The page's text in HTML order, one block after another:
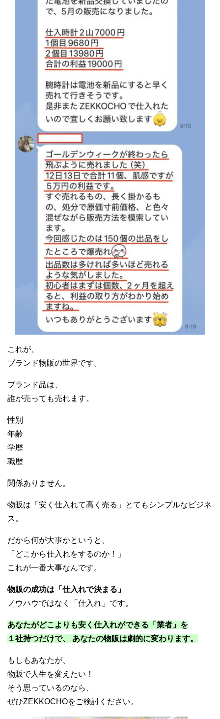
これが、
ブランド物販の世界です。
ブランド品は、
誰が売っても売れます。
性別
年齢
学歴
職歴
関係ありません。
物販は「安く仕入れて高く売る」とてもシンプルなビジネ
ス。
だから何が大事かというと、
「どこから仕入れをするのか！」
これが一番大事なんです。
物販の成功は「仕入れで決まる」
ノウハウではなく「仕入れ」です。
あなたがどこよりも安く仕入れができる「業者」を
１社持つだけで、 あなたの物販は劇的に変わります。
もしもあなたが、
物販で人生を変えたい！
そう思っているのなら、
ぜひZEKKOCHOをご検討ください。